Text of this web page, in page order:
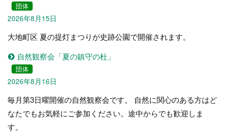
団体
2026年8月15日
大地町区 夏の提灯まつりが史跡公園で開催されます。
自然観察会「夏の鎮守の杜」
団体
2026年8月16日
毎月第3日曜開催の自然観察会です。 自然に関心のある方はど
なたでもお気軽にご参加ください。途中からでも歓迎しま
す。